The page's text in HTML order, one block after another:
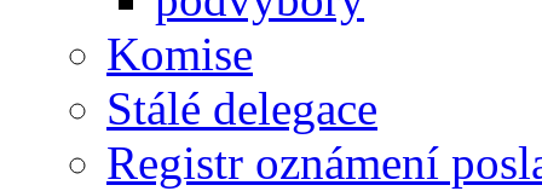
Komise
Stálé delegace
Registr oznámení